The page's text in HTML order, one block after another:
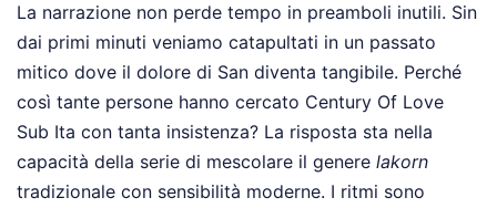
La narrazione non perde tempo in preamboli inutili. Sin
dai primi minuti veniamo catapultati in un passato
mitico dove il dolore di San diventa tangibile. Perché
così tante persone hanno cercato Century Of Love
Sub Ita con tanta insistenza? La risposta sta nella
capacità della serie di mescolare il genere lakorn
tradizionale con sensibilità moderne. I ritmi sono